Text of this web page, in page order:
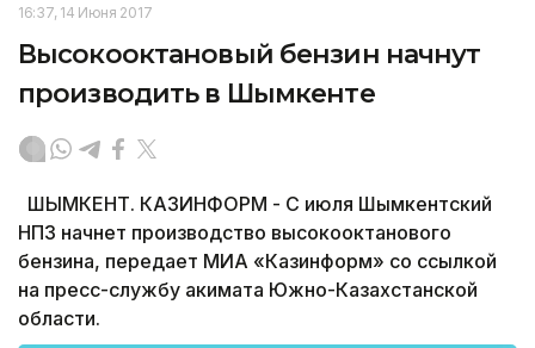
16:37, 14 Июня 2017
Высокооктановый бензин начнут
производить в Шымкенте
ШЫМКЕНТ. КАЗИНФОРМ - С июля Шымкентский
НПЗ начнет производство высокооктанового
бензина, передает МИА «Казинформ» со ссылкой
на пресс-службу акимата Южно-Казахстанской
области.